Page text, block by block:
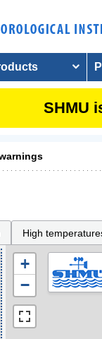
SHMU
High
+
−